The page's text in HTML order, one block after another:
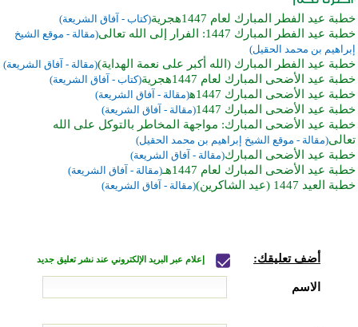
خطبة عيد الفطر المبارك لعام 1447هجرية (كتاب - آفاق الشريعة)
خطبة عيد الفطر المبارك 1447: الفرار إلى الله تعالى
(مقالة - موقع الشيخ
إبراهيم بن محمد الحقيل)
خطبة عيد الفطر المبارك (الله أكبر على نعمة الهداية)(مقالة - آفاق الشريعة)
خطبة عيد الأضحى المبارك لعام 1447هجرية (كتاب - آفاق الشريعة)
خطبة عيد الأضحى المبارك 1447ه‍ (مقالة - آفاق الشريعة)
خطبة عيد الأضحى المبارك 1447 (مقالة - آفاق الشريعة)
خطبة عيد الأضحى المبارك: مواجهة المخاطر بالتوكل على الله
تعالى(مقالة - موقع الشيخ إبراهيم بن محمد الحقيل)
خطبة عيد الأضحى المبارك(مقالة - آفاق الشريعة)
خطبة عيد الأضحى المبارك لعام 1447هـ (مقالة - آفاق الشريعة)
خطبة العيد 1447 (عيد الشاكرين) (مقالة - آفاق الشريعة)
أضف تعليقك: إعلام عبر البريد الإلكتروني عند نشر تعليق جديد
الاسم